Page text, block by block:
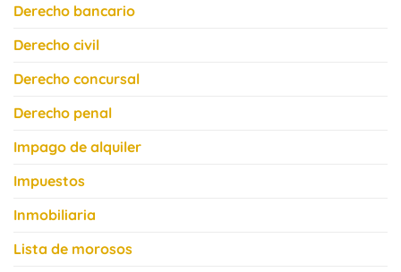
Derecho bancario
Derecho civil
Derecho concursal
Derecho penal
Impago de alquiler
Impuestos
Inmobiliaria
Lista de morosos